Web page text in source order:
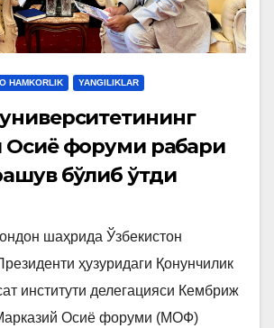
HAMKORLIK YANGILIKLAR
форуми раҳбари
бўлиб ўтди
шаҳрида Ўзбекистон
ҳузуридаги Қонунчилик
институти делегацияси Кембриж
Осиё форуми (МОФ)